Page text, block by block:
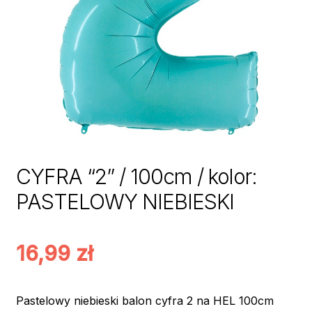
CYFRA “2” / 100cm / kolor:
PASTELOWY NIEBIESKI
16,99 zł
Pastelowy niebieski balon cyfra 2 na HEL 100cm